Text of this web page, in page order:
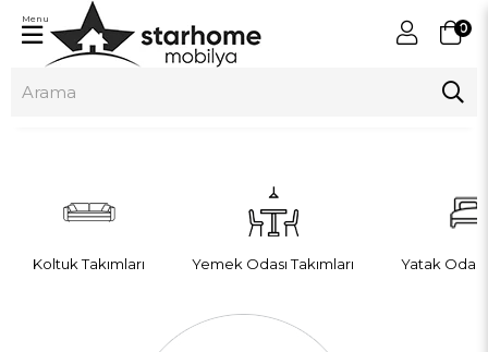
0
Menu
Koltuk Takımları Yemek Odası Takımları Yatak Odası